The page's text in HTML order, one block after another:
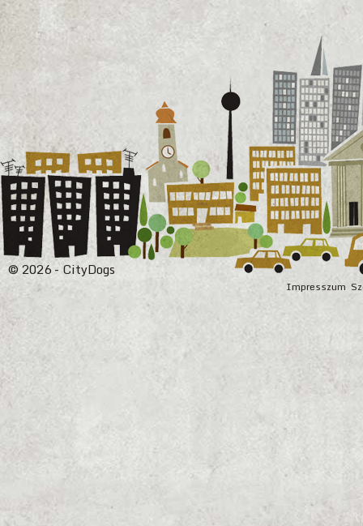
Impresszum
© 2026 - CityDogs